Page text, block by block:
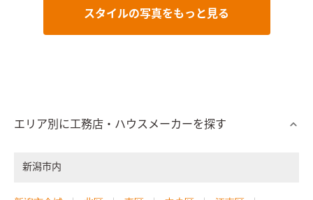
スタイルの写真をもっと見る
エリア別に工務店・ハウスメーカーを探す
新潟市内